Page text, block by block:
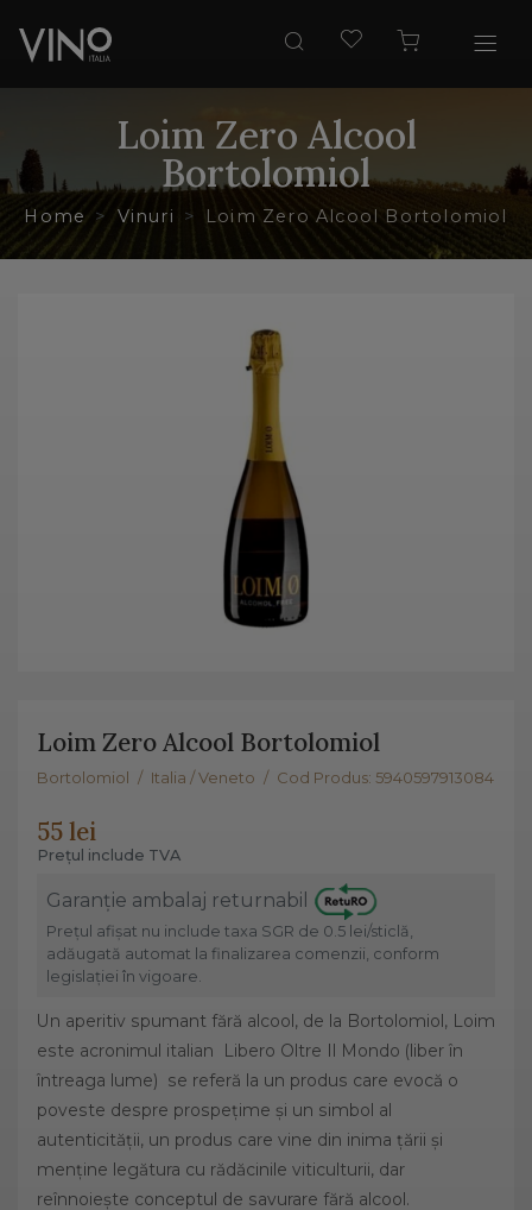
Loim Zero Alcool
Bortolomiol
Home Vinuri Loim Zero Alcool Bortolomiol
Loim Zero Alcool Bortolomiol
Bortolomiol / Italia / Veneto / Cod Produs: 5940597913084
55 lei
Prețul include TVA
Garanție ambalaj returnabil
Prețul afișat nu include taxa SGR de 0.5 lei/sticlă,
adăugată automat la finalizarea comenzii, conform
legislației în vigoare.
Un aperitiv spumant fără alcool, de la Bortolomiol, Loim
este acronimul italian Libero Oltre Il Mondo (liber în
întreaga lume) se referă la un produs care evocă o
poveste despre prospețime și un simbol al
autenticității, un produs care vine din inima țării și
menține legătura cu rădăcinile viticulturii, dar
reînnoiește conceptul de savurare fără alcool.